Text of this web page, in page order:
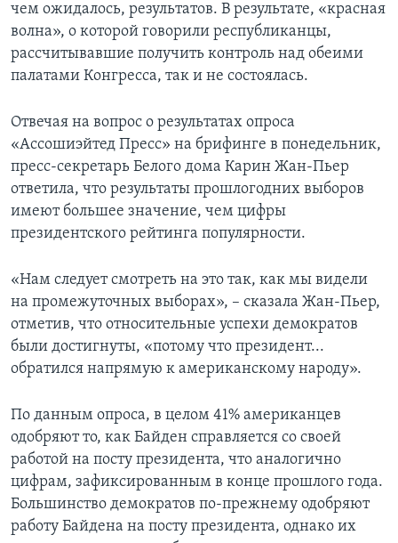
чем ожидалось, результатов. В результате, «красная
волна», о которой говорили республиканцы,
рассчитывавшие получить контроль над обеими
палатами Конгресса, так и не состоялась.
Отвечая на вопрос о результатах опроса
«Ассошиэйтед Пресс» на брифинге в понедельник,
пресс-секретарь Белого дома Карин Жан-Пьер
ответила, что результаты прошлогодних выборов
имеют большее значение, чем цифры
президентского рейтинга популярности.
«Нам следует смотреть на это так, как мы видели
на промежуточных выборах», – сказала Жан-Пьер,
отметив, что относительные успехи демократов
были достигнуты, «потому что президент...
обратился напрямую к американскому народу».
По данным опроса, в целом 41% американцев
одобряют то, как Байден справляется со своей
работой на посту президента, что аналогично
цифрам, зафиксированным в конце прошлого года.
Большинство демократов по-прежнему одобряют
работу Байдена на посту президента, однако их